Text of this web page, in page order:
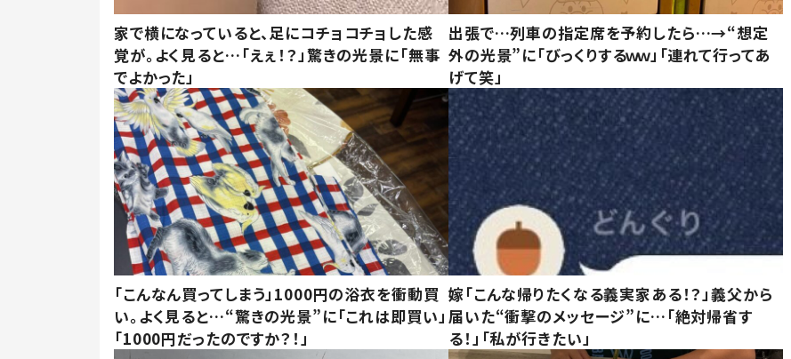
家で横になっていると、足にコチョコチョした感
覚が。よく見ると…「えぇ！？」驚きの光景に「無事
でよかった」
出張で…列車の指定席を予約したら…→“想定
外の光景”に「びっくりするｗｗ」「連れて行ってあ
げて笑」
「こんなん買ってしまう」1000円の浴衣を衝動買
い。よく見ると…“驚きの光景”に「これは即買い」
「1000円だったのですか？！」
嫁「こんな帰りたくなる義実家ある！？」義父から
届いた“衝撃のメッセージ”に…「絶対帰省す
る！」「私が行きたい」